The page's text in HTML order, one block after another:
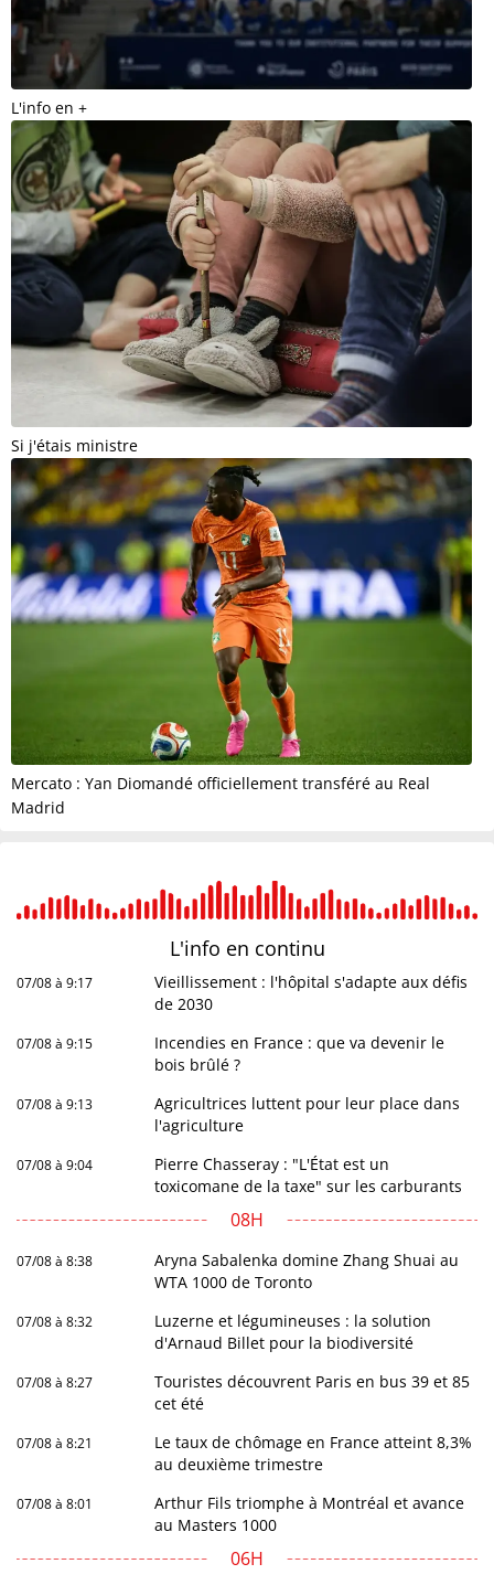
L'info en +
Si j'étais ministre
Mercato : Yan Diomandé officiellement transféré au Real
Madrid
L'info en continu
07/08 à 9:17
Vieillissement : l'hôpital s'adapte aux défis
de 2030
07/08 à 9:15
Incendies en France : que va devenir le
bois brûlé ?
07/08 à 9:13
Agricultrices luttent pour leur place dans
l'agriculture
07/08 à 9:04
Pierre Chasseray : "L'État est un
toxicomane de la taxe" sur les carburants
08H
07/08 à 8:38
Aryna Sabalenka domine Zhang Shuai au
WTA 1000 de Toronto
07/08 à 8:32
Luzerne et légumineuses : la solution
d'Arnaud Billet pour la biodiversité
07/08 à 8:27
Touristes découvrent Paris en bus 39 et 85
cet été
07/08 à 8:21
Le taux de chômage en France atteint 8,3%
au deuxième trimestre
07/08 à 8:01
Arthur Fils triomphe à Montréal et avance
au Masters 1000
06H